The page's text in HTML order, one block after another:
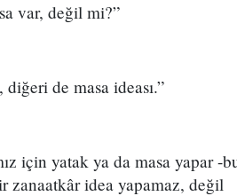
var, değil mi?”
de masa ideası.”
için yatak ya da masa yapar -
zanaatkâr idea yapamaz, değil